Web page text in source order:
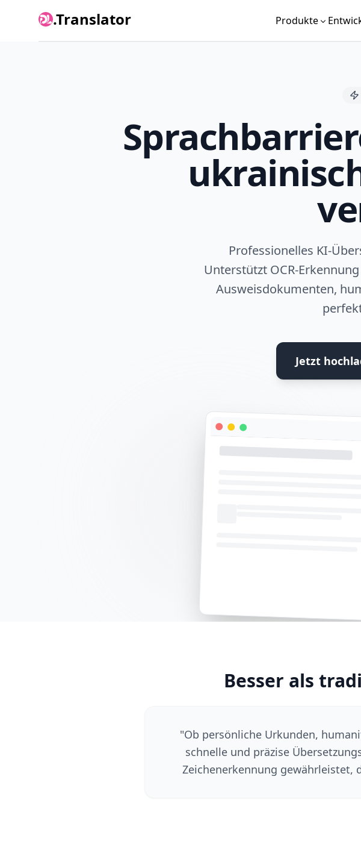
.Translator Produkte
Professionelles KI-
Unterstützt OCR-
Ausweisdokumenten,
Jetzt
Besser als
"Ob persönliche Urkunden,
schnelle und präzise
Zeichenerkennung gewährleistet,